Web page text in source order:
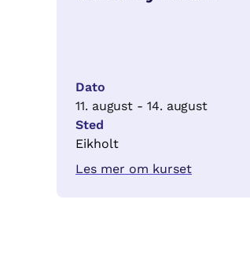
Dato
11. august - 14. august
Sted
Eikholt
Les mer om kurset